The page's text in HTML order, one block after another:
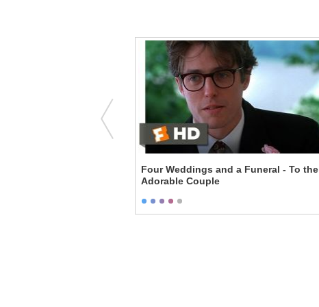
Four Weddings and a Funeral - To the
Adorable Couple